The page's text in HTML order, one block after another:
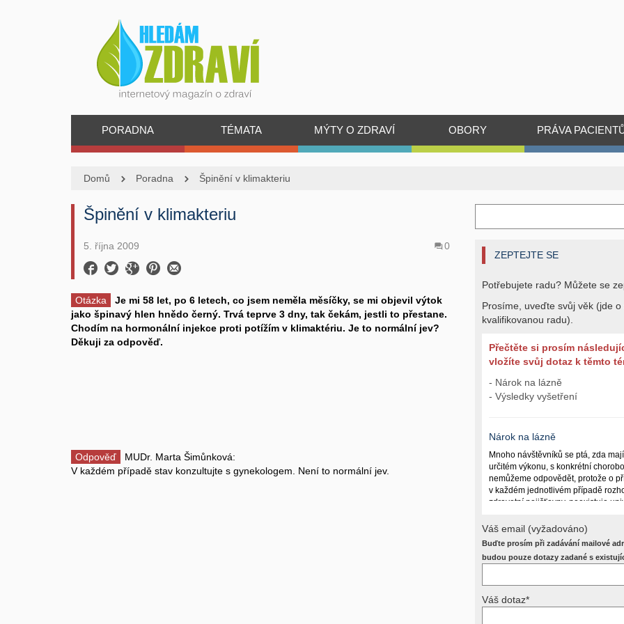
PORADNA TÉMATA MÝTY O ZDRAVÍ OBORY PRÁVA
Domů Poradna Špinění v klimakteriu
Špinění v klimakteriu
5. října 2009 0
Otázka
Je mi 58 let, po 6 letech, co jsem neměla měsíčky, se mi objevil výtok
jako špinavý hlen hnědo černý. Trvá teprve 3 dny, tak čekám, jestli to přestane.
Chodím na hormonální injekce proti potížím v klimaktériu. Je to normální jev?
Děkuji za odpověď.
Odpověď
MUDr. Marta Šimůnková:
V každém případě stav konzultujte s gynekologem. Není to normální jev.
ZEPTEJTE SE
Potřebujete radu? Můžete se
Prosíme, uveďte svůj věk (jde
kvalifikovanou radu).
Přečtěte si prosím
vložíte svůj dotaz k těmto
- Nárok na lázně
- Výsledky vyšetření
Nárok na lázně
Mnoho návštěvníků se ptá, zda mají
určitém výkonu, s konkrétní
nemůžeme odpovědět, protože o
v každém jednotlivém případě
zdravotní pojišťovny, neexistuje
(kuřáctví, inkontinence), funkčním
dalších zdravotních okolnostech.
Požádejte svého ošetřujícího
Váš email (vyžadováno)
Buďte prosím při zadávání mailové
budou pouze dotazy zadané s
Váš dotaz*